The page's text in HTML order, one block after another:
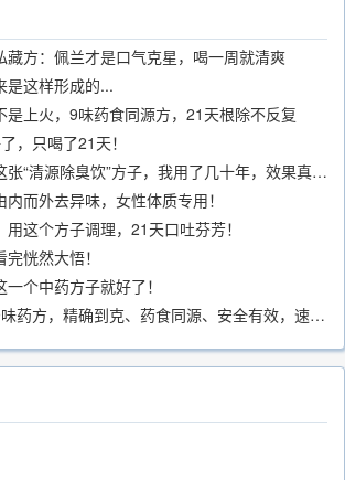
藏方：佩兰才是口气克星，喝一周就清爽
是这样形成的...
是上火，9味药食同源方，21天根除不反复
，只喝了21天！
从根源斩断口臭！这张“清源除臭饮”方子，我用了几十年，效果真不错
而外去异味，女性体质专用！
这个方子调理，21天口吐芬芳！
恍然大悟！
个中药方子就好了！
口臭的克星来了！9味药方，精确到克、药食同源、安全有效，速看！